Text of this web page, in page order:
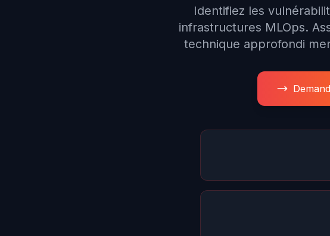
Identifiez les
infrastructures MLOps.
technique approfondi